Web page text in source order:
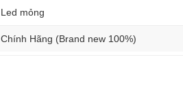
Led mỏng
Chính Hãng (Brand new 100%)